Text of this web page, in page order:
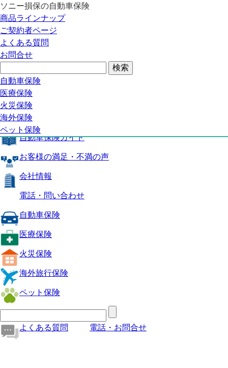
ソニー損保の自動車保険
商品ラインナップ
ご契約者ページ
よくある質問
お問合せ
自動車保険
医療保険
火災保険
海外保険
ペット保険
自動車保険トップ
商品の特長
補償内容
自動車保険ガイド
お客様の満足・不満の声
自動車保険トップ
商品の特長
補償内容
自動車保険ガイド
お客様の満足・不満の声
会社情報
電話・問い合わせ
自動車保険
医療保険
火災保険
海外旅行保険
ペット保険
よくある質問 電話・お問合せ